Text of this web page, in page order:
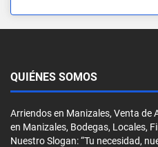
QUIÉNES SOMOS
Arriendos en Manizales, Venta de
en Manizales, Bodegas, Locales,
Nuestro Slogan: “Tu necesidad,